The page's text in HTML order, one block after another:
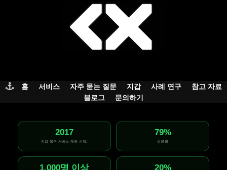
홈 서비스 자주 묻는 질문 지갑 사례 연구
참고 자료
블로그
문의하기
2017
지갑 복구 서비스 제공 시작:
79%
성공률
1,000명 이상 20%